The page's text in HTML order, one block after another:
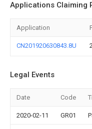
Applications Claiming
Application
CN201920630843.8U
Legal Events
Date Code
2020-02-11 GR01